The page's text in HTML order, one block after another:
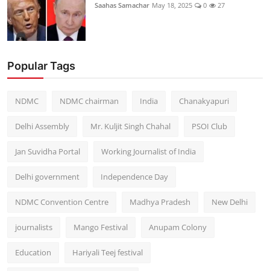
Saahas Samachar May 18, 2025 0 27
Popular Tags
NDMC NDMC chairman India Chanakyapuri
Delhi Assembly Mr. Kuljit Singh Chahal PSOI Club
Jan Suvidha Portal Working Journalist of India
Delhi government Independence Day
NDMC Convention Centre Madhya Pradesh New Delhi
journalists Mango Festival Anupam Colony
Education Hariyali Teej festival